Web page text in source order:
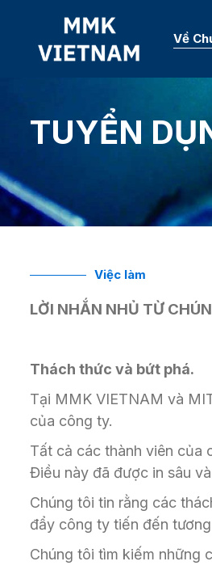
Về
TUYỂN
Việc làm
LỜI NHẮN NHỦ TỪ
Thách thức và bứt phá.
Tại MMK VIETNAM và
của công ty.
Tất cả các thành viên của
Điều này đã được in sâu
Chúng tôi tin rằng các
đẩy công ty tiến đến tương
Chúng tôi tìm kiếm những